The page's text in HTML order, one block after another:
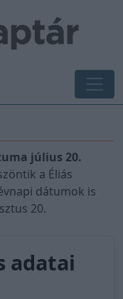
július 20.
a Éliás
dátumok is
20.
adatai